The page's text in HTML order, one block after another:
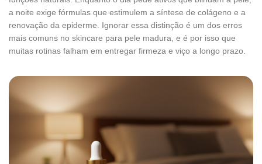
a noite exige fórmulas que estimulem a síntese de colágeno e a
renovação da epiderme. Ignorar essa distinção é um dos erros
mais comuns no skincare para pele madura, e é por isso que
muitas rotinas falham em entregar firmeza e viço a longo prazo.